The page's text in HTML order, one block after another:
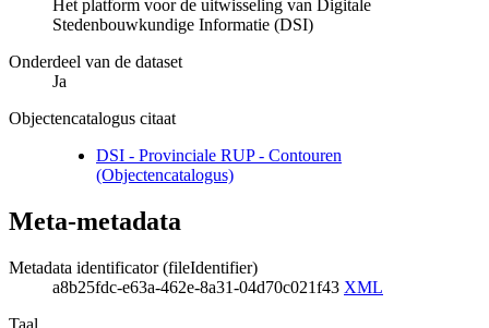
Het platform voor de uitwisseling van Digitale
Stedenbouwkundige Informatie (DSI)
Onderdeel van de dataset
Ja
Objectencatalogus citaat
DSI - Provinciale RUP - Contouren
(Objectencatalogus)
Meta-metadata
Metadata identificator (fileIdentifier)
a8b25fdc-e63a-462e-8a31-04d70c021f43 XML
Taal